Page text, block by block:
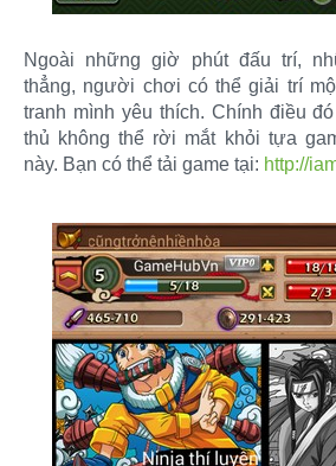
Ngoài những giờ phút đấu trí,
thẳng, người chơi có thể giải trí
tranh mình yêu thích. Chính điều
thủ không thể rời mắt khỏi tựa
này. Bạn có thể tải game tại: http://